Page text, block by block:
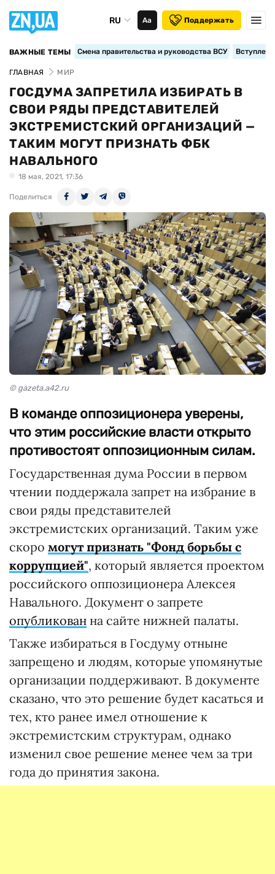
RU Аа Поддержать
ВАЖНЫЕ ТЕМЫ Смена правительства и руководства ВСУ
ГЛАВНАЯ МИР
ГОСДУМА ЗАПРЕТИЛА ИЗБИРАТЬ В
СВОИ РЯДЫ ПРЕДСТАВИТЕЛЕЙ
ЭКСТРЕМИСТСКИЙ ОРГАНИЗАЦИЙ —
ТАКИМ МОГУТ ПРИЗНАТЬ ФБК
НАВАЛЬНОГО
18 мая, 2021, 17:36
Поделиться
© gazeta.a42.ru
В команде оппозиционера уверены,
что этим российские власти открыто
противостоят оппозиционным силам.
Государственная дума России в первом
чтении поддержала запрет на избрание в
свои ряды представителей
экстремистских организаций. Таким уже
скоро могут признать "Фонд борьбы с
коррупцией", который является проектом
российского оппозиционера Алексея
Навального. Документ о запрете
опубликован на сайте нижней палаты.
Также избираться в Госдуму отныне
запрещено и людям, которые упомянутые
организации поддерживают. В документе
сказано, что это решение будет касаться и
тех, кто ранее имел отношение к
экстремистским структурам, однако
изменил свое решение менее чем за три
года до принятия закона.